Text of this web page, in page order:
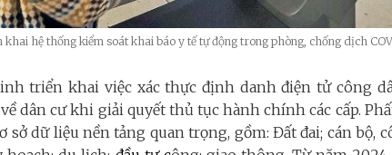
khai hệ thống kiểm soát khai báo y tế tự động trong phòng, chống dịch
triển khai việc xác thực định danh điện tử công
dân cư khi giải quyết thủ tục hành chính các cấp.
sở dữ liệu nền tảng quan trọng, gồm: Đất đai; cán bộ,